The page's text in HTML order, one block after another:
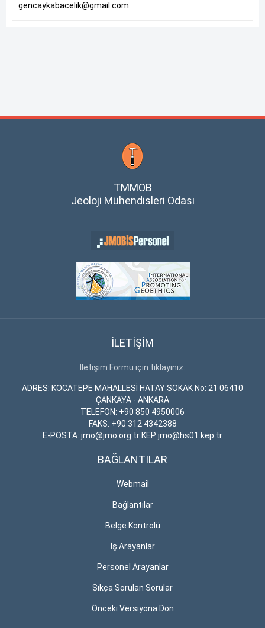
gencaykabacelik@gmail.com
TMMOB
Jeoloji Mühendisleri Odası
İLETİŞİM
İletişim Formu için tıklayınız.
ADRES: KOCATEPE MAHALLESİ HATAY SOKAK No: 21 06410
ÇANKAYA - ANKARA
TELEFON: +90 850 4950006
FAKS: +90 312 4342388
E-POSTA: jmo@jmo.org.tr KEP:jmo@hs01.kep.tr
BAĞLANTILAR
Webmail
Bağlantılar
Belge Kontrolü
İş Arayanlar
Personel Arayanlar
Sıkça Sorulan Sorular
Önceki Versiyona Dön